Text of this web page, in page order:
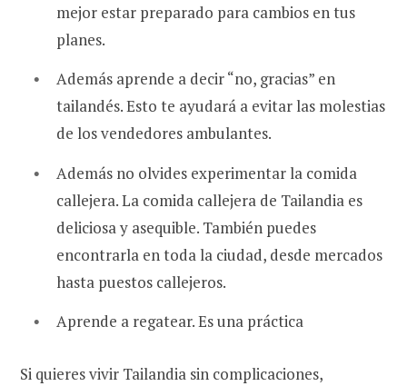
mejor estar preparado para cambios en tus
planes.
Además aprende a decir “no, gracias” en
tailandés. Esto te ayudará a evitar las molestias
de los vendedores ambulantes.
Además no olvides experimentar la comida
callejera. La comida callejera de Tailandia es
deliciosa y asequible. También puedes
encontrarla en toda la ciudad, desde mercados
hasta puestos callejeros.
Aprende a regatear. Es una práctica
Si quieres vivir Tailandia sin complicaciones,